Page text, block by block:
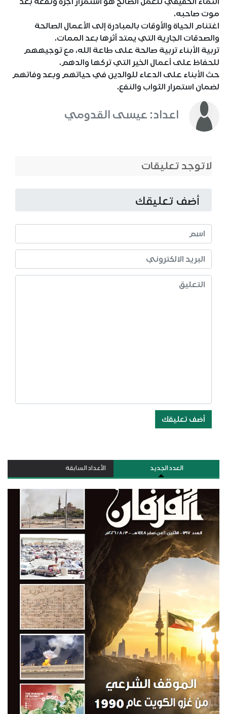
موت صاحبه.
اغتنام الحياة والأوقات بالمبادرة إلى الأعمال الصالحة
والصدقات الجارية التي يمتد أثرها بعد الممات.
تربية الأبناء تربية صالحة على طاعة الله، مع توجيههم
للحفاظ على أعمال الخير التي تركها والدهم.
حث الأبناء على الدعاء للوالدين في حياتهم وبعد وفاتهم
لضمان استمرار الثواب والنفع.
اعداد: عيسى القدومي
لاتوجد تعليقات
أضف تعليقك
أضف تعليقك
العدد الجديد الأعداد السابقة